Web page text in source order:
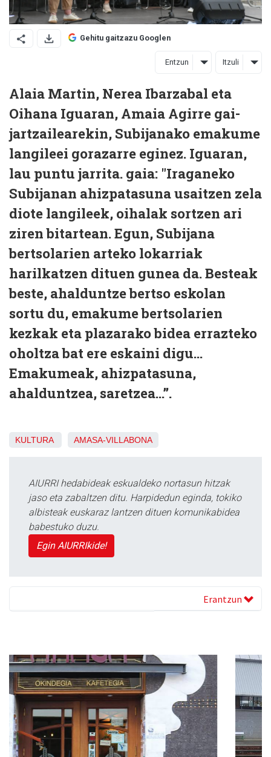
Gehitu gaitzazu Googlen
Entzun Itzuli
Alaia Martin, Nerea Ibarzabal eta
Oihana Iguaran, Amaia Agirre gai-
jartzailearekin, Subijanako emakume
langileei gorazarre eginez. Iguaran,
lau puntu jarrita. gaia: "Iraganeko
Subijanan ahizpatasuna usaitzen zela
diote langileek, oihalak sortzen ari
ziren bitartean. Egun, Subijana
bertsolarien arteko lokarriak
harilkatzen dituen gunea da. Besteak
beste, ahalduntze bertso eskolan
sortu du, emakume bertsolarien
kezkak eta plazarako bidea errazteko
oholtza bat ere eskaini digu…
Emakumeak, ahizpatasuna,
ahalduntzea, saretzea…”.
KULTURA AMASA-VILLABONA
AIURRI hedabideak eskualdeko nortasun hitzak
jaso eta zabaltzen ditu. Harpidedun eginda, tokiko
albisteak euskaraz lantzen dituen komunikabidea
babestuko duzu.
Egin AIURRIkide!
Erantzun